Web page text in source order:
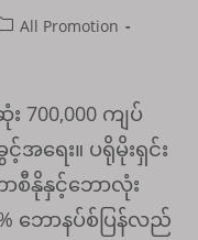
All Promotion
700,000 ကျပ်
ရေး။ ပရိုမိုးရှင်း
နိုနှင့်ဘောလုံး
ဘောနပ်စ်ပြန်လည်